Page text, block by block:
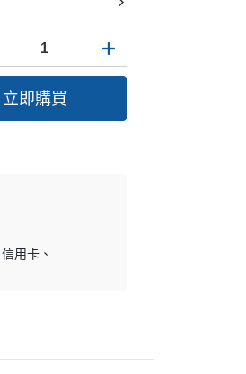
立即購買
信用卡